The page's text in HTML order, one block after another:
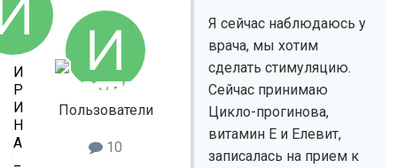
И
Р
И
Н
А
Пользователи
10
Я сейчас наблюдаюсь у
врача, мы хотим
сделать стимуляцию.
Сейчас принимаю
Цикло-прогинова,
витамин Е и Елевит,
записалась на прием к